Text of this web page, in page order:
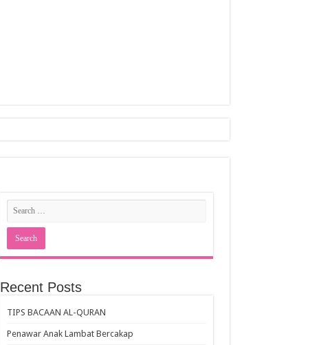
Recent Posts
TIPS BACAAN AL-QURAN
Penawar Anak Lambat Bercakap